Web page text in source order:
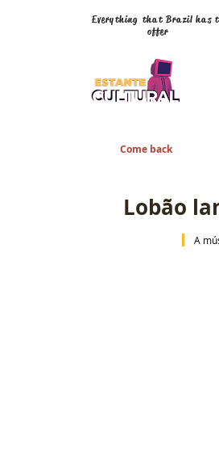
Everything that Brazil has
offer
Come back
Lobão
A